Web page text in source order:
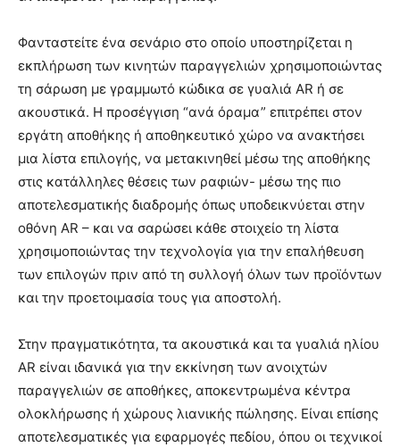
Φανταστείτε ένα σενάριο στο οποίο υποστηρίζεται η
εκπλήρωση των κινητών παραγγελιών χρησιμοποιώντας
τη σάρωση με γραμμωτό κώδικα σε γυαλιά AR ή σε
ακουστικά. Η προσέγγιση “ανά όραμα” επιτρέπει στον
εργάτη αποθήκης ή αποθηκευτικό χώρο να ανακτήσει
μια λίστα επιλογής, να μετακινηθεί μέσω της αποθήκης
στις κατάλληλες θέσεις των ραφιών- μέσω της πιο
αποτελεσματικής διαδρομής όπως υποδεικνύεται στην
οθόνη AR – και να σαρώσει κάθε στοιχείο τη λίστα
χρησιμοποιώντας την τεχνολογία για την επαλήθευση
των επιλογών πριν από τη συλλογή όλων των προϊόντων
και την προετοιμασία τους για αποστολή.
Στην πραγματικότητα, τα ακουστικά και τα γυαλιά ηλίου
AR είναι ιδανικά για την εκκίνηση των ανοιχτών
παραγγελιών σε αποθήκες, αποκεντρωμένα κέντρα
ολοκλήρωσης ή χώρους λιανικής πώλησης. Είναι επίσης
αποτελεσματικές για εφαρμογές πεδίου, όπου οι τεχνικοί